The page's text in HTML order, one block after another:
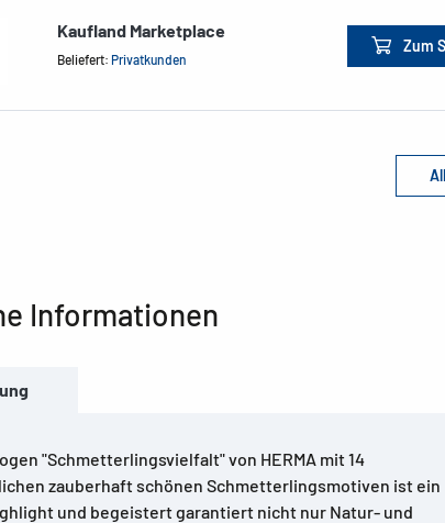
Kaufland Marketplace
Beliefert: Privatkunden
Zum
Informationen
"Schmetterlingsvielfalt" von HERMA mit 14
zauberhaft schönen Schmetterlingsmotiven ist ein
und begeistert garantiert nicht nur Natur- und